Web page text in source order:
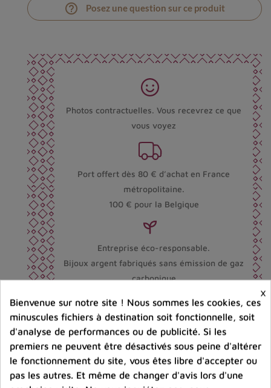
help_outline Posez une question sur ce produit
Photos contractuelles. Vous recevrez ce que
vous voyez
Port offert dès 80 € d’achat en France
métropolitaine.
100 € pour la Belgique
Entreprise éco-responsable.
Bijoux argent fabriqués sans émission de gaz
carbonique
Partager :
×
Bienvenue sur notre site ! Nous sommes les cookies, ces
minuscules fichiers à destination soit fonctionnelle, soit
d'analyse de performances ou de publicité. Si les
premiers ne peuvent être désactivés sous peine d'altérer
le fonctionnement du site, vous êtes libre d'accepter ou
pas les autres. Et même de changer d'avis lors d'une